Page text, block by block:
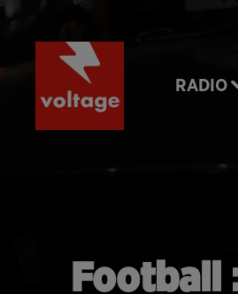
RADIO
Football